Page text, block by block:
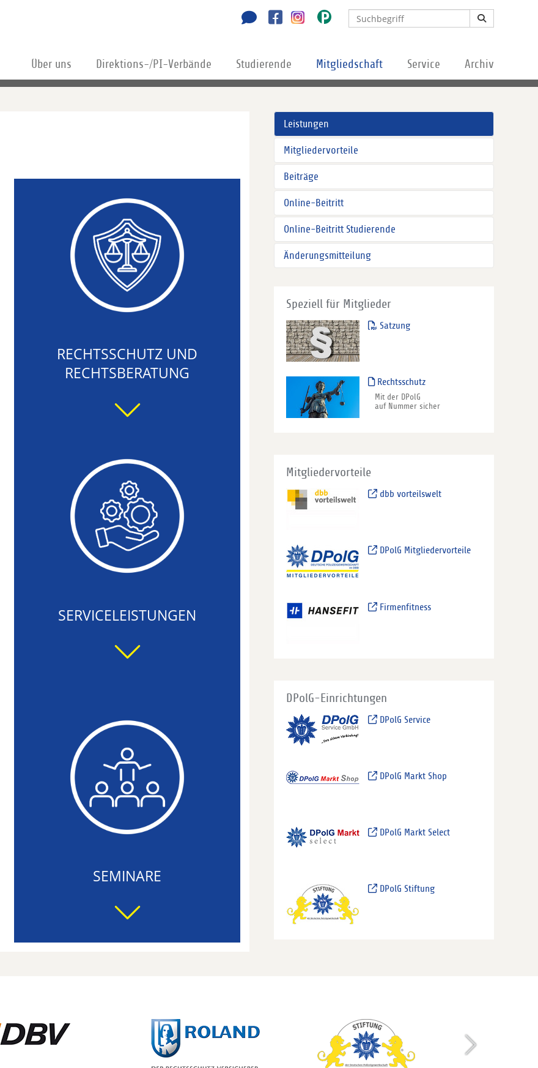
Über uns Direktions-/PI-Verbände Studierende Mitgliedschaft Service Archiv
RECHTSSCHUTZ UND
RECHTSBERATUNG
SERVICELEISTUNGEN
SEMINARE
Leistungen
Mitgliedervorteile
Beiträge
Online-Beitritt
Online-Beitritt Studierende
Änderungsmitteilung
Speziell für Mitglieder
Satzung
Rechtsschutz
Mit der DPolG
auf Nummer sicher
Mitgliedervorteile
dbb vorteilswelt
DPolG Mitgliedervorteile
Firmenfitness
DPolG-Einrichtungen
DPolG Service
DPolG Markt Shop
DPolG Markt Select
DPolG Stiftung